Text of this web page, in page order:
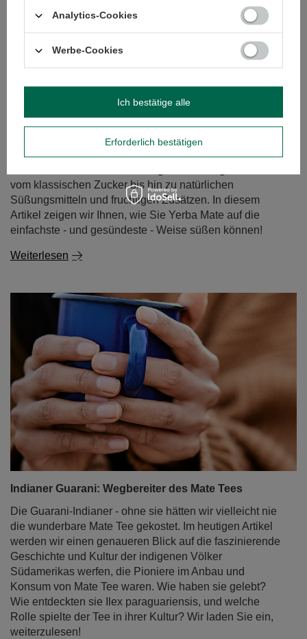
Mate dulce - süßer Mate Tee. Womit und wie wird sie
Yerba Mate wird traditionell mit einem intensiven,
großartige Alternative für alle, die einen milderen
Geschmack bevorzugen oder gerade erst mit diesem
Aufguss beginnen. Aber womit kann man Mate-Tee
süßen, damit er seine Eigenschaften nicht verliert und
vom klassischen Zucker bis hin zu natürlichen
Süßungsmitteln und fruchtigen Zusätzen. In diesem
Artikel zeigen wir Ihnen, wie Sie Yerba Mate auf die
einfachste - und gesündeste - Weise süßen können!
Weiterlesen
Indianer Guarani: Wegbereiter des Mate Tees
Die Guarani-Indianer - ohne sie hätten wir vielleicht nie
die wunderbare Mate Tee gekostet. Im heutigen Artikel
werden wir einen genaueren Blick auf die faszinierende
Geschichte und Kultur der indigenen Völker
Südamerikas werfen, die Pioniere im Anbau und
Konsum von Mate Tee waren. Wie haben sie gelebt?
Wie entdeckten sie Ilex paraguariensis, und welche
Rolle spielte der Tee in ihrer Kultur? Wir laden Sie ein,
weiterzulesen!
Analytics-Cookies
Werbe-Cookies
Erforderlich bestätigen
Ich bestätige alle